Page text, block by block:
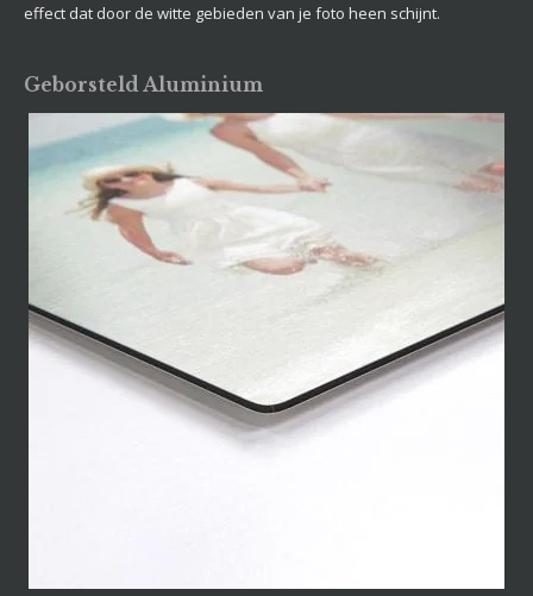
effect dat door de witte gebieden van je foto heen schijnt.
Geborsteld Aluminium